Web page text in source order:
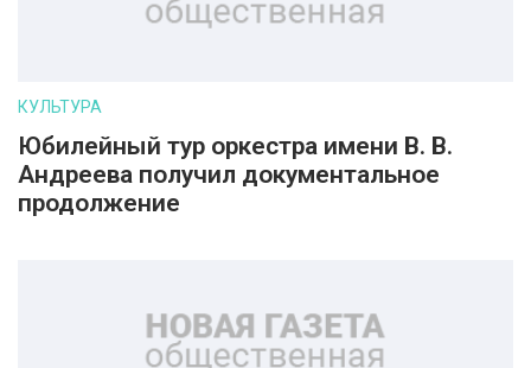
КУЛЬТУРА
Юбилейный тур оркестра имени В. В.
Андреева получил документальное
продолжение